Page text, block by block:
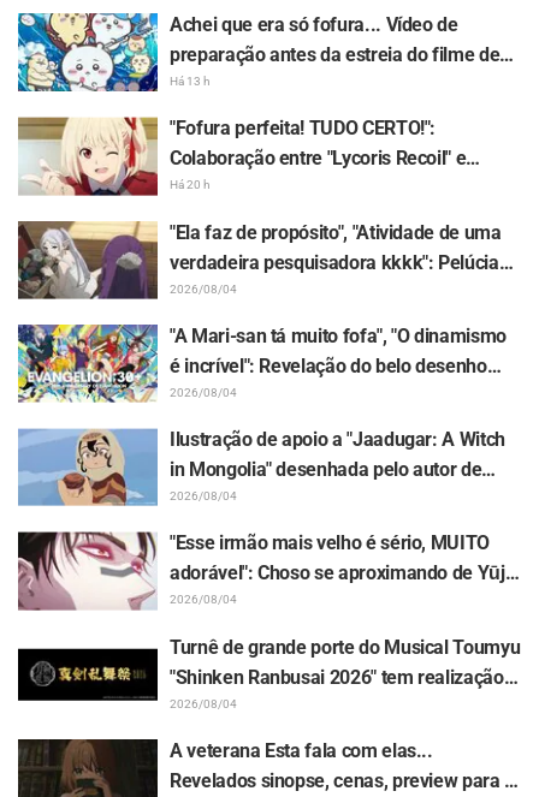
protagonista de "The Elusive Samurai",
recebe chuva de elogios
Achei que era só fofura... Vídeo de
preparação antes da estreia do filme de
"Chiikawa" gera surpresa com contraste:
"Muito mais severo do que eu imaginava",
"Só fala sobre trabalho"
Há 13 h
"Fofura perfeita! TUDO CERTO!":
Colaboração entre "Lycoris Recoil" e
Kumamine, criador do "Shigoto Neko",
gera onda de respostas "TUDO CERTO!"
Há 20 h
"Ela faz de propósito", "Atividade de uma
verdadeira pesquisadora kkkk": Pelúcia
de Frieren presa em um Mimic em
exposição gera enxurrada de piadas em
"Frieren e a Jornada Para o Além"
2026/08/04
"A Mari-san tá muito fofa", "O dinamismo
é incrível": Revelação do belo desenho
das três garotas em trajes Plugsuit por
Hidenori Matsubara em "Evangelion" gera
repercussão
2026/08/04
Ilustração de apoio a "Jaadugar: A Witch
in Mongolia" desenhada pelo autor de
"Yowamushi Pedal" deixa fãs radiantes: "É
isso que acontece quando a pessoa com o
traço mais diferente desenha"
2026/08/04
"Esse irmão mais velho é sério, MUITO
adorável": Choso se aproximando de Yūji
Itadori em ilustração inédita da exposição
de "Jujutsu Kaisen" deixa fãs
enlouquecidos
2026/08/04
Turnê de grande porte do Musical Toumyu
"Shinken Ranbusai 2026" tem realização
confirmada em 8 cidades do Japão a
Danshi estarão reunidos
2026/08/04
A veterana Esta fala com elas...
Revelados sinopse, cenas, preview para a